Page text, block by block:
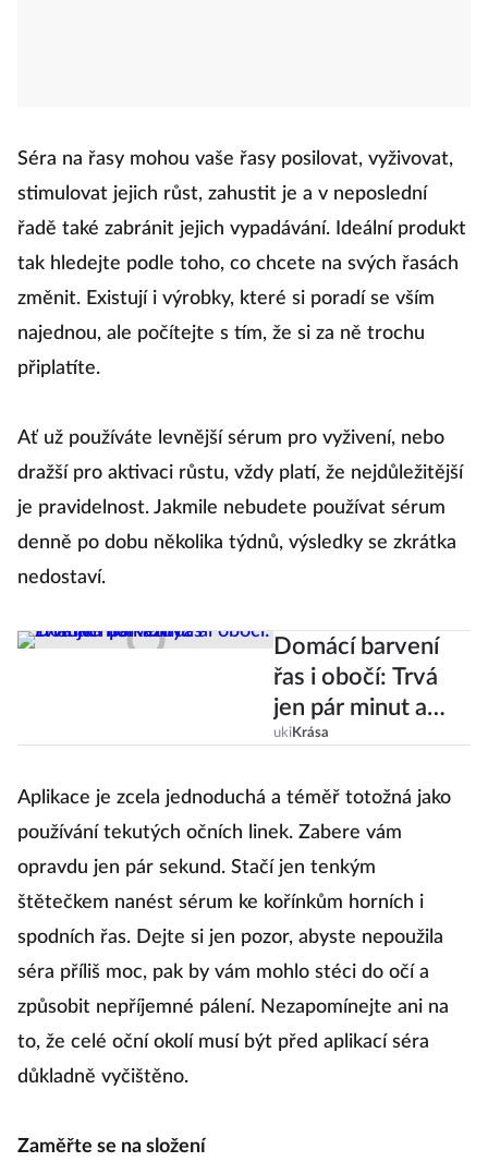
Séra na řasy mohou vaše řasy posilovat, vyživovat,
stimulovat jejich růst, zahustit je a v neposlední
řadě také zabránit jejich vypadávání. Ideální produkt
tak hledejte podle toho, co chcete na svých řasách
změnit. Existují i výrobky, které si poradí se vším
najednou, ale počítejte s tím, že si za ně trochu
připlatíte.
Ať už používáte levnější sérum pro vyživení, nebo
dražší pro aktivaci růstu, vždy platí, že nejdůležitější
je pravidelnost. Jakmile nebudete používat sérum
denně po dobu několika týdnů, výsledky se zkrátka
nedostaví.
Domácí barvení
řas i obočí: Trvá
jen pár minut a
zvládne ho každý!
uki Krása
Aplikace je zcela jednoduchá a téměř totožná jako
používání tekutých očních linek. Zabere vám
opravdu jen pár sekund. Stačí jen tenkým
štětečkem nanést sérum ke kořínkům horních i
spodních řas. Dejte si jen pozor, abyste nepoužila
séra příliš moc, pak by vám mohlo stéci do očí a
způsobit nepříjemné pálení. Nezapomínejte ani na
to, že celé oční okolí musí být před aplikací séra
důkladně vyčištěno.
Zaměřte se na složení